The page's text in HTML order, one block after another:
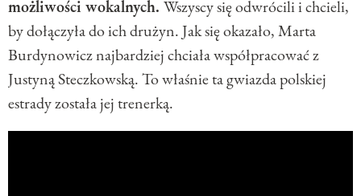
możliwości wokalnych. Wszyscy się odwrócili i chcieli,
by dołączyła do ich drużyn. Jak się okazało, Marta
Burdynowicz najbardziej chciała współpracować z
Justyną Steczkowską. To właśnie ta gwiazda polskiej
estrady została jej trenerką.